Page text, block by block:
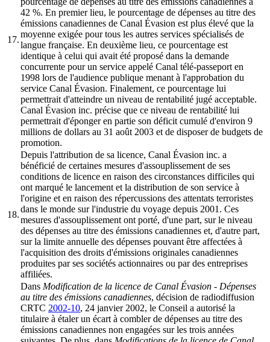
17.
42 %. En premier lieu, le pourcentage de dépenses au titre des
émissions canadiennes de Canal Évasion est plus élevé que la
moyenne exigée pour tous les autres services spécialisés de
langue française. En deuxième lieu, ce pourcentage est
identique à celui qui avait été proposé dans la demande
concurrente pour un service appelé Canal télé-passeport en
1998 lors de l'audience publique menant à l'approbation du
service Canal Évasion. Finalement, ce pourcentage lui
permettrait d'atteindre un niveau de rentabilité jugé acceptable.
Canal Évasion inc. précise que ce niveau de rentabilité lui
permettrait d'éponger en partie son déficit cumulé d'environ 9
millions de dollars au 31 août 2003 et de disposer de budgets de
promotion.
18.
Depuis l'attribution de sa licence, Canal Évasion inc. a
bénéficié de certaines mesures d'assouplissement de ses
conditions de licence en raison des circonstances difficiles qui
ont marqué le lancement et la distribution de son service à
l'origine et en raison des répercussions des attentats terroristes
dans le monde sur l'industrie du voyage depuis 2001. Ces
mesures d'assouplissement ont porté, d'une part, sur le niveau
des dépenses au titre des émissions canadiennes et, d'autre part,
sur la limite annuelle des dépenses pouvant être affectées à
l'acquisition des droits d'émissions originales canadiennes
produites par ses sociétés actionnaires ou par des entreprises
affiliées.
Dans Modification de la licence de Canal Évasion - Dépenses
au titre des émissions canadiennes, décision de radiodiffusion
CRTC 2002-10, 24 janvier 2002, le Conseil a autorisé la
titulaire à étaler un écart à combler de dépenses au titre des
émissions canadiennes non engagées sur les trois années